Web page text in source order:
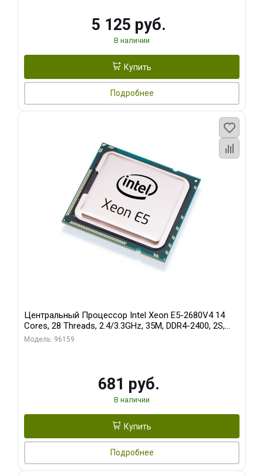
5 125 руб.
В наличии
Купить
Подробнее
Центральный Процессор Intel Xeon E5-2680V4 14
Cores, 28 Threads, 2.4/3.3GHz, 35M, DDR4-2400, 2S,
120W Pull Tray (БУ)
Модель: 96159
681 руб.
В наличии
Купить
Подробнее